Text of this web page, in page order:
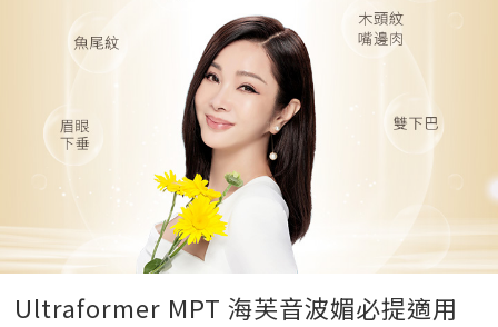
Ultraformer MPT 海芙音波媚必提適用